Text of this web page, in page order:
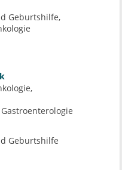
Geburtshilfe
Geburtshilfe